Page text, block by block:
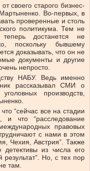
своего старого бизнес-
Во-первых, в
проверенные и столь
политикума. Тем не
достанется не
поскольку бывшему
доказывать, что он не
документы и другие
непросто.
НАБУ. Ведь именно
рассказывал СМИ о
производств,
“сейчас все на стадии
и что “расследование
правовых
с нами в этом
Чехия, Австрия”. Также
из числа его
результат”. Но, с тех пор
там.